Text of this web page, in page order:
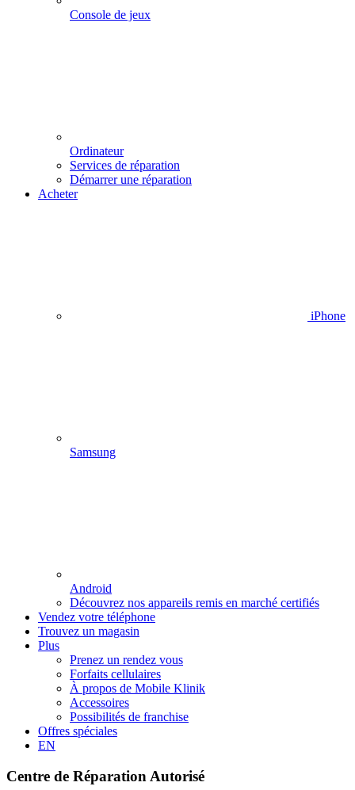
Console de jeux
Ordinateur
Services de réparation
Démarrer une réparation
Acheter
iPhone
Samsung
Android
Découvrez nos appareils remis en marché certifiés
Vendez votre téléphone
Trouvez un magasin
Plus
Prenez un rendez vous
Forfaits cellulaires
À propos de Mobile Klinik
Accessoires
Possibilités de franchise
Offres spéciales
EN
Centre de Réparation Autorisé